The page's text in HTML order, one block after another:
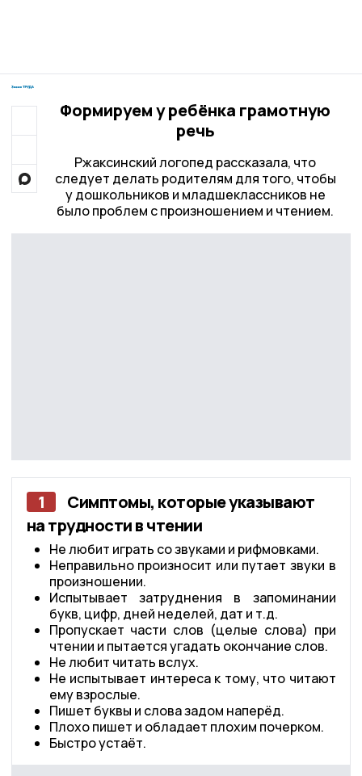
Формируем у ребёнка грамотную
речь
Ржаксинский логопед рассказала, что
следует делать родителям для того, чтобы
у дошкольников и младшеклассников не
было проблем с произношением и чтением.
1
Симптомы, которые указывают
на трудности в чтении
Не любит играть со звуками и рифмовками.
Неправильно произносит или путает звуки в
произношении.
Испытывает затруднения в запоминании
букв, цифр, дней неделей, дат и т.д.
Пропускает части слов (целые слова) при
чтении и пытается угадать окончание слов.
Не любит читать вслух.
Не испытывает интереса к тому, что читают
ему взрослые.
Пишет буквы и слова задом наперёд.
Плохо пишет и обладает плохим почерком.
Быстро устаёт.